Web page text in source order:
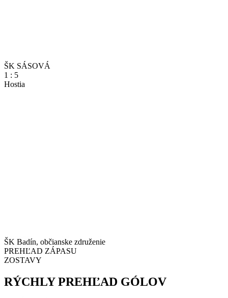
ŠK SÁSOVÁ
1 : 5
Hostia
ŠK Badín, občianske združenie
PREHĽAD ZÁPASU
ZOSTAVY
RÝCHLY PREHĽAD GÓLOV